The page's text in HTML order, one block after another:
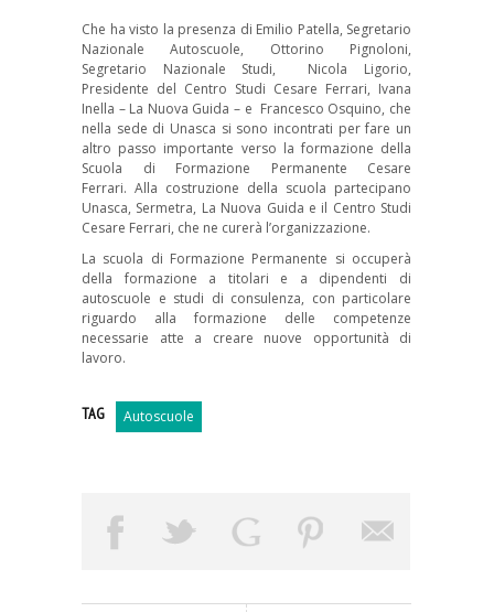
Che ha visto la presenza di Emilio Patella, Segretario
Nazionale Autoscuole, Ottorino Pignoloni,
Segretario Nazionale Studi, Nicola Ligorio,
Presidente del Centro Studi Cesare Ferrari, Ivana
Inella – La Nuova Guida – e Francesco Osquino, che
nella sede di Unasca si sono incontrati per fare un
altro passo importante verso la formazione della
Scuola di Formazione Permanente Cesare
Ferrari. Alla costruzione della scuola partecipano
Unasca, Sermetra, La Nuova Guida e il Centro Studi
Cesare Ferrari, che ne curerà l’organizzazione.
La scuola di Formazione Permanente si occuperà
della formazione a titolari e a dipendenti di
autoscuole e studi di consulenza, con particolare
riguardo alla formazione delle competenze
necessarie atte a creare nuove opportunità di
lavoro.
TAG Autoscuole